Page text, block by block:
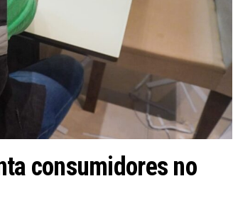
consumidores no